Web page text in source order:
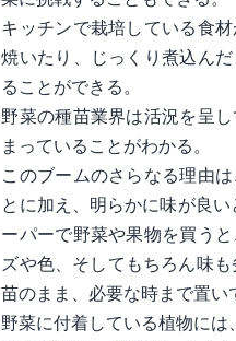
キッチンで栽培している食
焼いたり、じっくり煮込ん
ることができる。
野菜の種苗業界は活況を呈
まっていることがわかる。
このブームのさらなる理由
とに加え、明らかに味が良
ーパーで野菜や果物を買う
ズや色、そしてもちろん味
苗のまま、必要な時まで置い
野菜に付着している植物には